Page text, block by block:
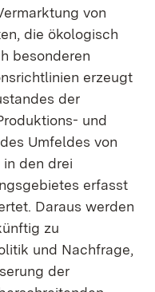
von
die ökologisch
besonderen
erzeugt
der
und
Umfeldes von
den drei
erfasst
Daraus werden
zu
und Nachfrage,
der